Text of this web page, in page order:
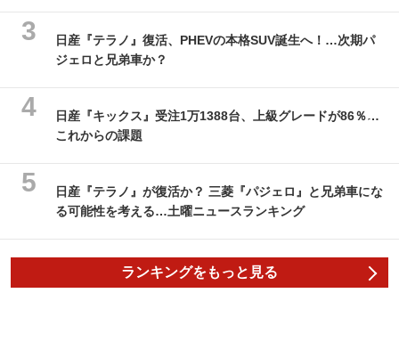
日産『テラノ』復活、PHEVの本格SUV誕生へ！…次期パ
ジェロと兄弟車か？
日産『キックス』受注1万1388台、上級グレードが86％…
これからの課題
日産『テラノ』が復活か？ 三菱『パジェロ』と兄弟車にな
る可能性を考える…土曜ニュースランキング
ランキングをもっと見る